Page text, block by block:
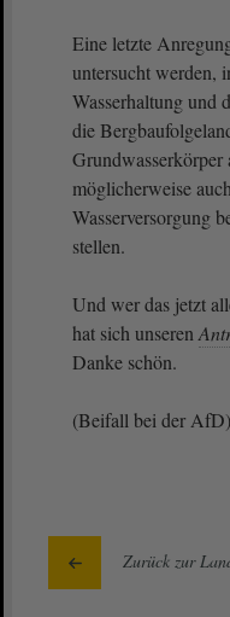
Eine letzte
untersucht werden,
Wasserhaltung und
die
möglicherweise
Wasserversorgung
stellen.
Und wer das jetzt
hat sich unseren
Danke schön.
(Beifall bei der AfD)
Zurück zur